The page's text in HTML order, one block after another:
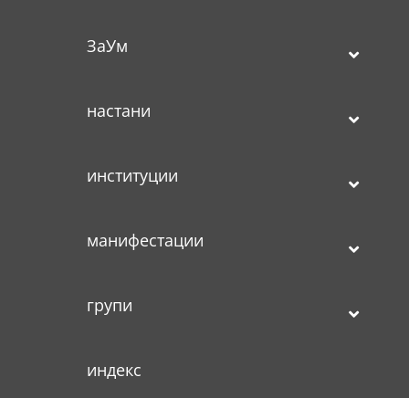
ЗаУм
настани
институции
манифестации
групи
индекс